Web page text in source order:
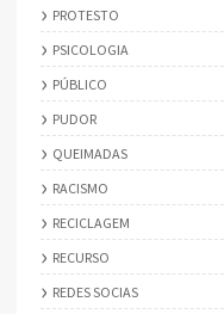
PROTESTO
PSICOLOGIA
PÚBLICO
PUDOR
QUEIMADAS
RACISMO
RECICLAGEM
RECURSO
REDES SOCIAS